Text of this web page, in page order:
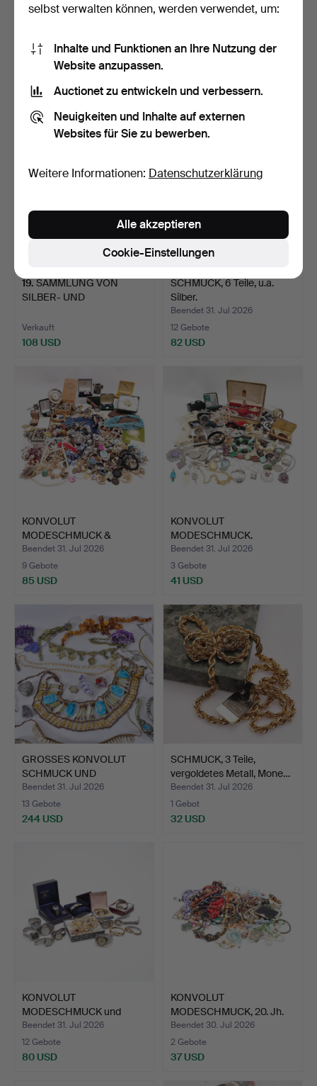
KONVOLUT
MODESCHMUCK.
Beendet 3. Aug 2026
1 Gebot
ANHÄNGER und
ARMBREIF. 4 Teile, Bronze,
26 Gebote
19.SAMMLUNG VON
SILBER- UND
Verkauft
108 USD
SCHMUCK, 6 Teile, u.a.
Silber.
Beendet 31. Jul 2026
12 Gebote
82 USD
KONVOLUT
MODESCHMUCK &
MÜNZEN.
Beendet 31. Jul 2026
9 Gebote
85 USD
KONVOLUT
MODESCHMUCK.
Beendet 31. Jul 2026
3 Gebote
41 USD
GROSSES KONVOLUT
SCHMUCK UND
MODESCHMUCK.
Beendet 31. Jul 2026
13 Gebote
244 USD
SCHMUCK, 3 Teile,
vergoldetes Metall, Mone…
Beendet 31. Jul 2026
1 Gebot
32 USD
KONVOLUT
MODESCHMUCK und
ARMBANDUHREN, u.a…
Beendet 31. Jul 2026
12 Gebote
80 USD
KONVOLUT
MODESCHMUCK, 20. Jh.
Beendet 30. Jul 2026
2 Gebote
37 USD
selbst verwalten können, werden verwendet, um:
Inhalte und Funktionen an Ihre Nutzung der
Website anzupassen.
Auctionet zu entwickeln und verbessern.
Neuigkeiten und Inhalte auf externen
Websites für Sie zu bewerben.
Weitere Informationen: Datenschutzerklärung
Cookie-Einstellungen
Alle akzeptieren